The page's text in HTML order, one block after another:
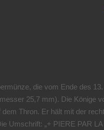
die vom Ende des
25,7 mm). Die Könige
Thron. Er hält mit der
Umschrift: „+ PIERE PAR